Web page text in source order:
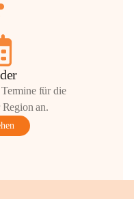
für die
an.